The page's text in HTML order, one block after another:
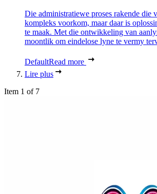
Die administratiewe proses rakende die
kompleks voorkom, maar daar is
te maak. Met die ontwikkeling van
moontlik om eindelose lyne te vermy
DefaultRead more
Lire plus
Item 1 of 7